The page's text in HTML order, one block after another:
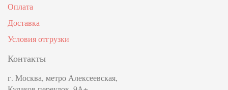
Оплата
Доставка
Условия отгрузки
Контакты
г. Москва, метро Алексеевская,